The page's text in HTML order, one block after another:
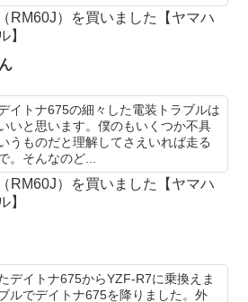
RM60J）を買いました【ヤマハ
】
イトナ675の細々した電装トラブルは
いと思います。僕のもいくつか不具
うものだと理解してさえいれば走る
。そんなのど...
RM60J）を買いました【ヤマハ
】
デイトナ675からYZF-R7に乗換えま
ルでデイトナ675を降りました。外